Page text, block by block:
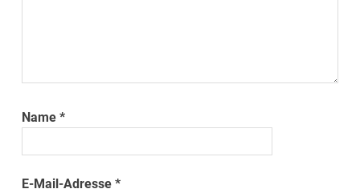
Name*
E-Mail-Adresse*